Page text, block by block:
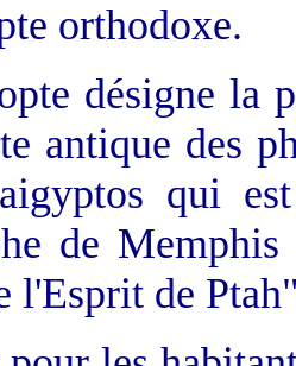
orthodoxe.
désigne la
antique des
qui
de
l'Esprit de